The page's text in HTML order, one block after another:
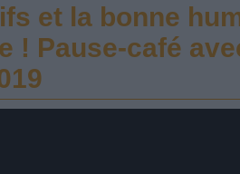
et la bonne
! Pause-café